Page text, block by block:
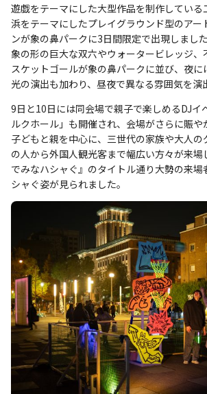
遊戯をテーマにした大型作品を制作してい
浜をテーマにしたプレイグラウンド型のアー
ンが象の鼻パークに3日間限定で出現しました
象の形の巨大な双六やウォータービレッジ
スケットゴールが象の鼻パークに並び、夜
光の演出も加わり、昼夜で異なる雰囲気を演
9日と10日には同会場で親子で楽しめるDJイ
ルクホール」も開催され、会場がさらに賑
子どもと親を中心に、三世代の家族や大人の
の人から外国人観光客まで幅広い方々が来場
でみなハシャぐ』のタイトル通り大勢の来場
シャぐ姿が見られました。